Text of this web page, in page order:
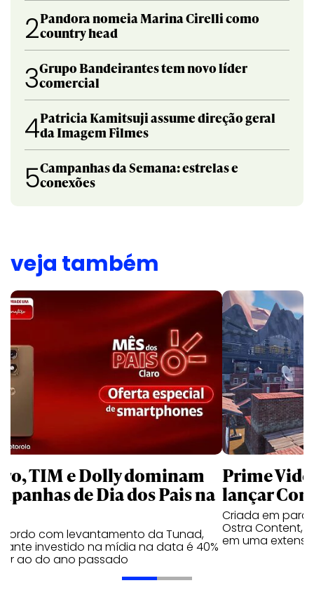
2Pandora nomeia Marina Cirelli como
country head
3Grupo Bandeirantes tem novo líder
comercial
4Patricia Kamitsuji assume direção geral
da Imagem Filmes
5Campanhas da Semana: estrelas e
conexões
veja também
TIM e Dolly dominam
de Dia dos Pais na
com levantamento da Tunad,
investido na mídia na data é 40%
ao do ano passado
Prime
lançar
Criada em
Ostra Content,
em uma